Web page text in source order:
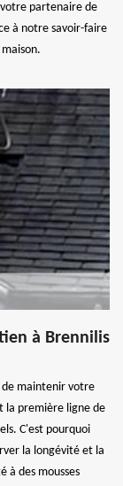
votre partenaire de
à notre savoir-faire
à Brennilis
de maintenir votre
la première ligne de
C'est pourquoi
la longévité et la
à des mousses